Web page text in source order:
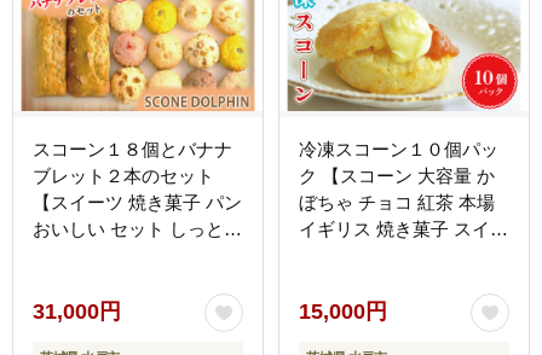
スコーン１８個とバナナ
ブレット２本のセット
【スイーツ 焼き菓子 パン
おいしい セット しっとり
31,000円
冷凍スコーン１０個パッ
ク 【スコーン 大容量 か
ぼちゃ チョコ 紅茶 本場
イギリス 焼き菓子 スイー
15,000円